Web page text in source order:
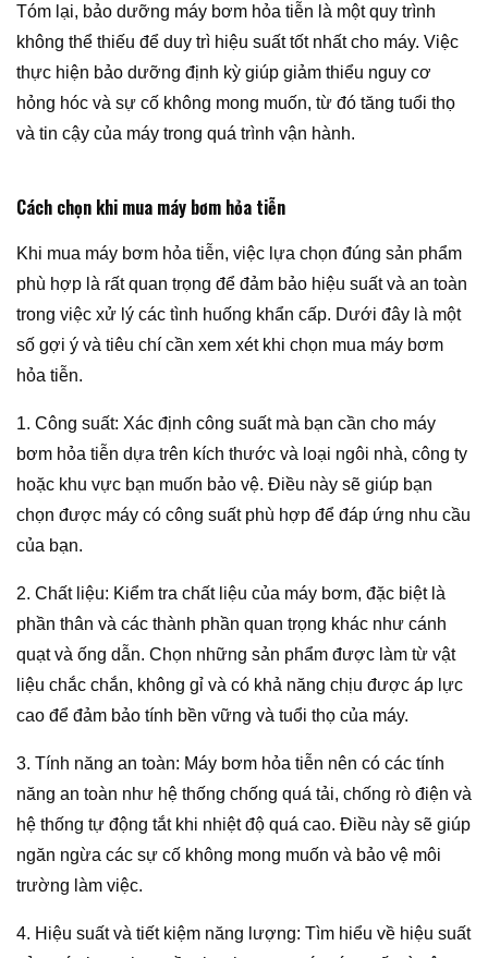
Tóm lại, bảo dưỡng máy bơm hỏa tiễn là một quy trình
không thể thiếu để duy trì hiệu suất tốt nhất cho máy. Việc
thực hiện bảo dưỡng định kỳ giúp giảm thiểu nguy cơ
hỏng hóc và sự cố không mong muốn, từ đó tăng tuổi thọ
và tin cậy của máy trong quá trình vận hành.
Cách chọn khi mua máy bơm hỏa tiễn
Khi mua máy bơm hỏa tiễn, việc lựa chọn đúng sản phẩm
phù hợp là rất quan trọng để đảm bảo hiệu suất và an toàn
trong việc xử lý các tình huống khẩn cấp. Dưới đây là một
số gợi ý và tiêu chí cần xem xét khi chọn mua máy bơm
hỏa tiễn.
1. Công suất: Xác định công suất mà bạn cần cho máy
bơm hỏa tiễn dựa trên kích thước và loại ngôi nhà, công ty
hoặc khu vực bạn muốn bảo vệ. Điều này sẽ giúp bạn
chọn được máy có công suất phù hợp để đáp ứng nhu cầu
của bạn.
2. Chất liệu: Kiểm tra chất liệu của máy bơm, đặc biệt là
phần thân và các thành phần quan trọng khác như cánh
quạt và ống dẫn. Chọn những sản phẩm được làm từ vật
liệu chắc chắn, không gỉ và có khả năng chịu được áp lực
cao để đảm bảo tính bền vững và tuổi thọ của máy.
3. Tính năng an toàn: Máy bơm hỏa tiễn nên có các tính
năng an toàn như hệ thống chống quá tải, chống rò điện và
hệ thống tự động tắt khi nhiệt độ quá cao. Điều này sẽ giúp
ngăn ngừa các sự cố không mong muốn và bảo vệ môi
trường làm việc.
4. Hiệu suất và tiết kiệm năng lượng: Tìm hiểu về hiệu suất